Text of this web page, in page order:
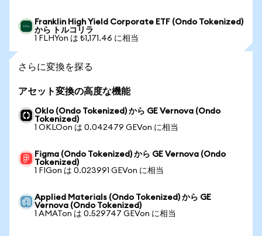
Franklin High Yield Corporate ETF (Ondo Tokenized)
から トルコリラ
1 FLHYon は ₺1,171.46 に相当
さらに変換を探る
アセット変換の高度な機能
Oklo (Ondo Tokenized) から GE Vernova (Ondo
Tokenized)
1 OKLOon は 0.042479 GEVon に相当
Figma (Ondo Tokenized) から GE Vernova (Ondo
Tokenized)
1 FIGon は 0.023991 GEVon に相当
Applied Materials (Ondo Tokenized) から GE
Vernova (Ondo Tokenized)
1 AMATon は 0.529747 GEVon に相当